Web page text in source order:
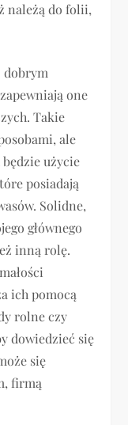
należą do folii,
dobrym
one
Takie
ale
użycie
posiadają
Solidne,
głównego
inną rolę.
ich pomocą
rolne czy
dowiedzieć się
się
firmą